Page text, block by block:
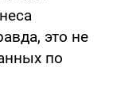
это не
по